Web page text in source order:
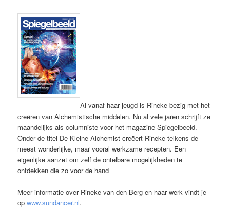
Al vanaf haar jeugd is Rineke bezig met het
creëren van Alchemistische middelen. Nu al vele jaren schrijft ze
maandelijks als columniste voor het magazine Spiegelbeeld.
Onder de titel De Kleine Alchemist creëert Rineke telkens de
meest wonderlijke, maar vooral werkzame recepten. Een
eigenlijke aanzet om zelf de ontelbare mogelijkheden te
ontdekken die zo voor de hand
Meer informatie over Rineke van den Berg en haar werk vindt je
opwww.sundancer.nl.